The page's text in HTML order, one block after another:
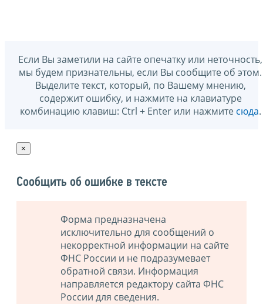
Если Вы заметили на сайте опечатку или неточность,
мы будем признательны, если Вы сообщите об этом.
Выделите текст, который, по Вашему мнению,
содержит ошибку, и нажмите на клавиатуре
комбинацию клавиш: Ctrl + Enter или нажмите сюда.
×
Сообщить об ошибке в тексте
Форма предназначена
исключительно для сообщений о
некорректной информации на сайте
ФНС России и не подразумевает
обратной связи. Информация
направляется редактору сайта ФНС
России для сведения.